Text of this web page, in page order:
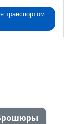
транспортом